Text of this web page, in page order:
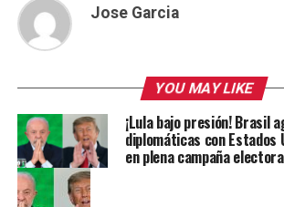
Jose Garcia
YOU MAY LIKE
¡Lula bajo presión! Brasil
diplomáticas con Estados
en plena campaña